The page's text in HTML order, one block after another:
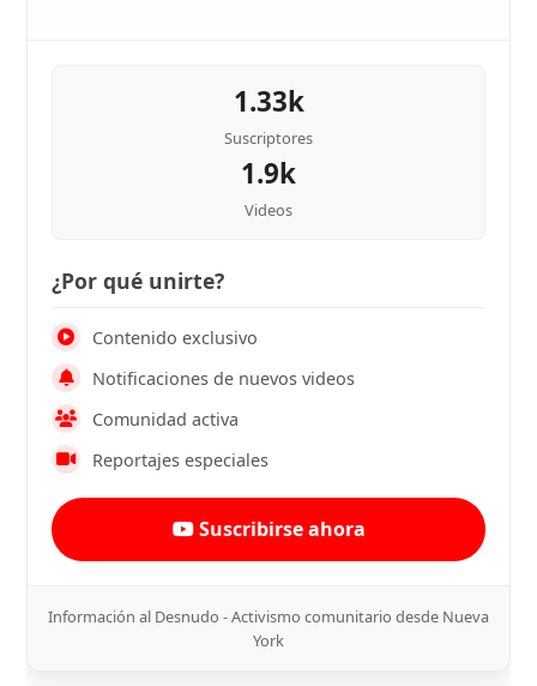
1.33k
Suscriptores
1.9k
Videos
¿Por qué unirte?
Contenido exclusivo
Notificaciones de nuevos videos
Comunidad activa
Reportajes especiales
Suscribirse ahora
Información al Desnudo - Activismo comunitario desde Nueva
York